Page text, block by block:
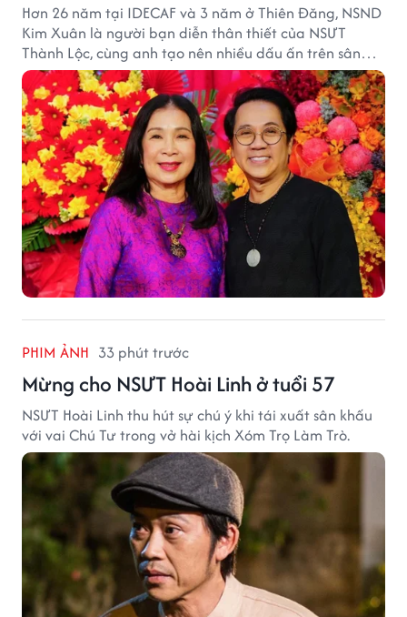
Hơn 26 năm tại IDECAF và 3 năm ở Thiên Đăng, NSND
Kim Xuân là người bạn diễn thân thiết của NSƯT
Thành Lộc, cùng anh tạo nên nhiều dấu ấn trên sân
khấu.
PHIM ẢNH 33 phút trước
Mừng cho NSƯT Hoài Linh ở tuổi 57
NSƯT Hoài Linh thu hút sự chú ý khi tái xuất sân khấu
với vai Chú Tư trong vở hài kịch Xóm Trọ Làm Trò.